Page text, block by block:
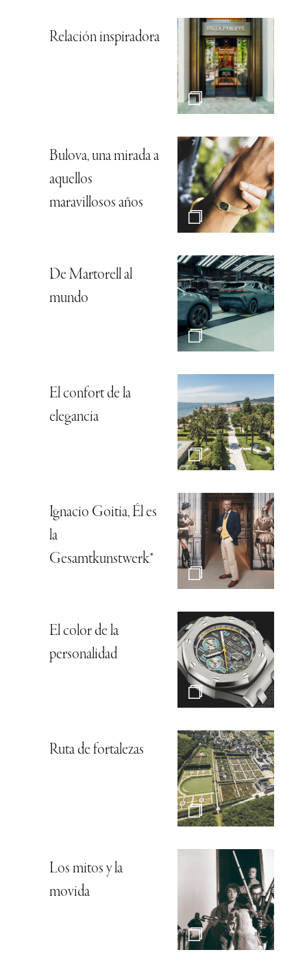
Relación inspiradora
Bulova, una mirada a
aquellos
maravillosos años
De Martorell al
mundo
El confort de la
elegancia
Ignacio Goitia, Él es
la
Gesamtkunstwerk*
El color de la
personalidad
Ruta de fortalezas
Los mitos y la
movida